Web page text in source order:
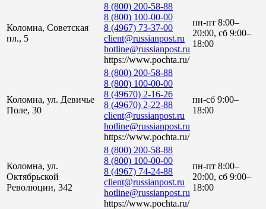
Коломна, Советская
пл., 5
8 (800) 200-58-88
8 (800) 100-00-00
8 (4967) 73-37-00
client@russianpost.ru
hotline@russianpost.ru
https://www.pochta.ru/
пн-пт 8:00–
20:00, сб 9:00–
18:00
Коломна, ул. Девичье
Поле, 30
8 (800) 200-58-88
8 (800) 100-00-00
8 (49670) 2-16-26
8 (49670) 2-22-88
client@russianpost.ru
hotline@russianpost.ru
https://www.pochta.ru/
пн-сб 9:00–
18:00
Коломна, ул.
Октябрьской
Революции, 342
8 (800) 200-58-88
8 (800) 100-00-00
8 (4967) 74-24-88
client@russianpost.ru
hotline@russianpost.ru
https://www.pochta.ru/
пн-пт 8:00–
20:00, сб 9:00–
18:00